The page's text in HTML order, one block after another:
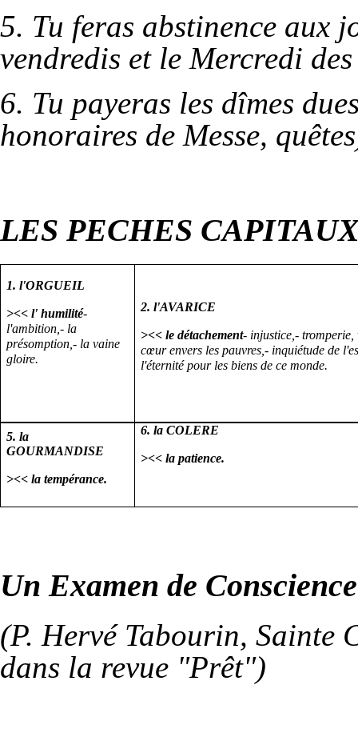
5. Tu feras abstinence aux
vendredis et le Mercredi
6. Tu payeras les dîmes
honoraires de Messe,
LES PECHES
1. l'ORGUEIL
><< l' humilité-
l'ambition,- la
présomption,- la vaine
gloire.
2. l'AVARICE
><< le détachement- injustice,- tromperie,
cœur envers les pauvres,- inquiétude de
l'éternité pour les biens de ce monde.
5. la
GOURMANDISE
><< la tempérance.
6. la COLERE
><< la patience.
Un Examen de Conscience
(P. Hervé Tabourin, Sainte
dans la revue "Prêt")